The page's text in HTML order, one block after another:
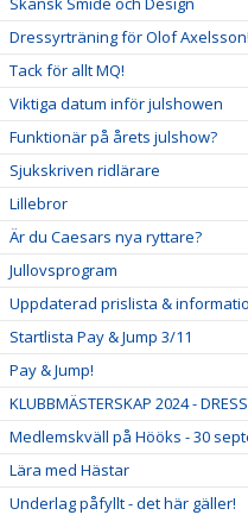
Dressyrträning för Olof Axelsson!
Tack för allt MQ!
Viktiga datum inför julshowen
Funktionär på årets julshow?
Sjukskriven ridlärare
Lillebror
Är du Caesars nya ryttare?
Jullovsprogram
Uppdaterad prislista &
Startlista Pay & Jump 3/11
Pay & Jump!
KLUBBMÄSTERSKAP 2024 -
Medlemskväll på Hööks - 30
Lära med Hästar
Underlag påfyllt - det här gäller!